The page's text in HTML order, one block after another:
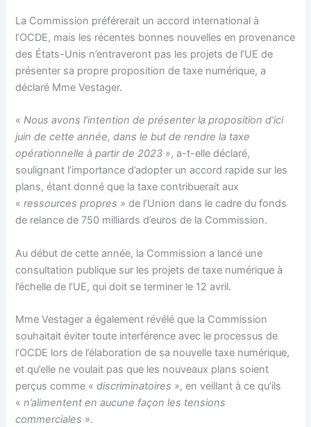
La Commission préférerait un accord international à
l’OCDE, mais les récentes bonnes nouvelles en provenance
des États-Unis n’entraveront pas les projets de l’UE de
présenter sa propre proposition de taxe numérique, a
déclaré Mme Vestager.
«Nous avons l’intention de présenter la proposition d’ici
juin de cette année, dans le but de rendre la taxe
opérationnelle à partir de 2023 », a-t-elle déclaré,
soulignant l’importance d’adopter un accord rapide sur les
plans, étant donné que la taxe contribuerait aux
«ressources propres » de l’Union dans le cadre du fonds
de relance de 750 milliards d’euros de la Commission.
Au début de cette année, la Commission a lancé une
consultation publique sur les projets de taxe numérique à
l’échelle de l’UE, qui doit se terminer le 12 avril.
Mme Vestager a également révélé que la Commission
souhaitait éviter toute interférence avec le processus de
l’OCDE lors de l’élaboration de sa nouvelle taxe numérique,
et qu’elle ne voulait pas que les nouveaux plans soient
perçus comme «discriminatoires », en veillant à ce qu’ils
«n’alimentent en aucune façon les tensions
commerciales ».